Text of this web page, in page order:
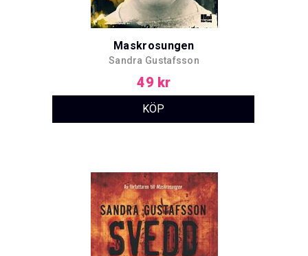
Maskrosungen
Sandra Gustafsson
49 kr